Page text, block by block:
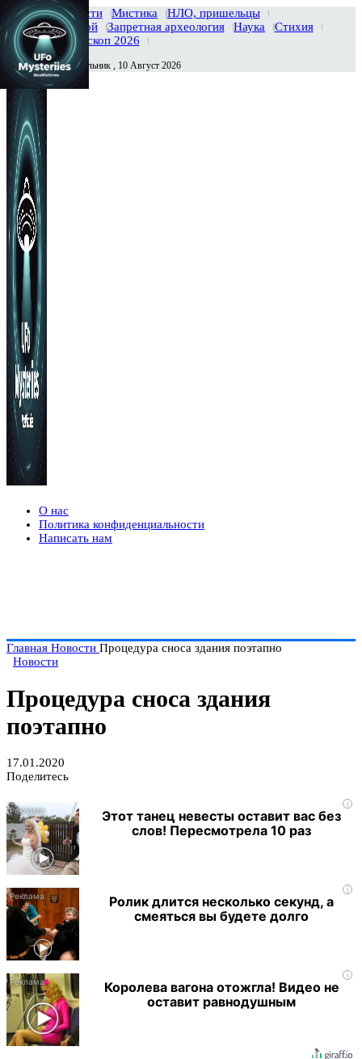
Главная Новости Мистика
НЛО, пришельцы
Тайны вселенной
Запретная археология Наука
Стихия
История
Гороскоп 2026
Сегодня Понедельник , 10 Август 2026
О нас
Политика конфиденциальности
Написать нам
Главная Новости Процедура сноса здания поэтапно
Новости
Процедура сноса здания
поэтапно
17.01.2020
Поделитесь
i
Этот танец невесты оставит вас без
слов! Пересмотрела 10 раз
i
Ролик длится несколько секунд, а
смеяться вы будете долго
i
Королева вагона отожгла! Видео не
оставит равнодушным